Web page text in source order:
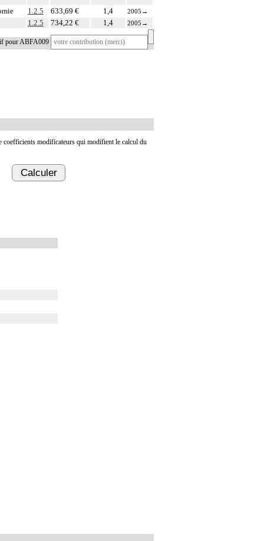
1.2.5 633,69 € 1,4 2005 →
1.2.5 734,22 € 1,4 2005 →
pour ABFA009
coefficients modificateurs qui modifient le calcul du
Calculer
voie transcutanée.